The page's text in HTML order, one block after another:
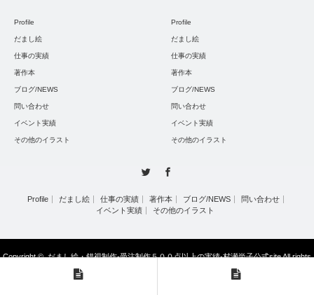
Profile
だまし絵
仕事の実績
著作本
ブログ/NEWS
問い合わせ
イベント実績
その他のイラスト
Profile
だまし絵
仕事の実績
著作本
ブログ/NEWS
問い合わせ
イベント実績
その他のイラスト
Profile だまし絵 仕事の実績 著作本 ブログ/NEWS
問い合わせ
イベント実績
その他のイラスト
Copyright ©だまし絵・錯視制作-受注制作５００点以上の実績-村瀬尚子公式siteAll rights